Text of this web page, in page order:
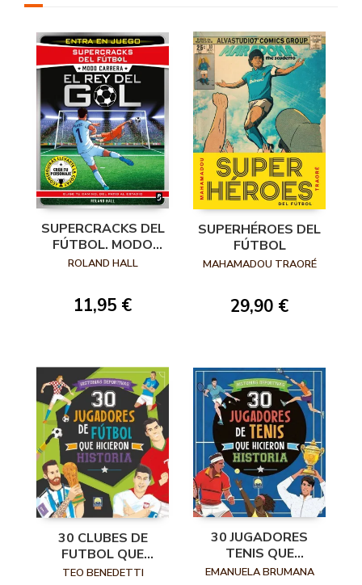
SUPERCRACKS DEL
FÚTBOL. MODO
CARRERA. EL REY
ROLAND HALL
11,95 €
SUPERHÉROES DEL
FÚTBOL
MAHAMADOU TRAORÉ
29,90 €
30 CLUBES DE
FUTBOL QUE
HICIERON
TEO BENEDETTI
30 JUGADORES
TENIS QUE
HICIERON
EMANUELA BRUMANA